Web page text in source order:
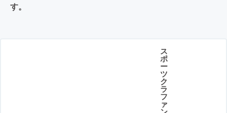
す。
ス
ポ
ー
ツ
ク
ラ
フ
ァ